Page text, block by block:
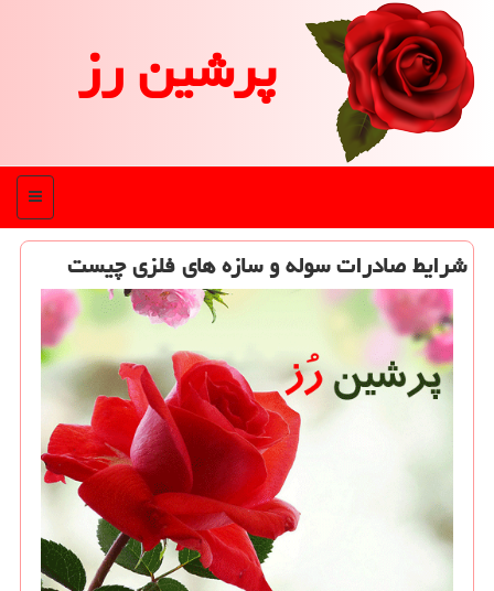
پرشین رز
منو
شرایط صادرات سوله و سازه های فلزی چیست